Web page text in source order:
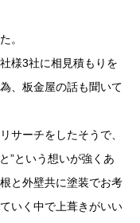
。
様3社に相見積もりを
、板金屋の話も聞いて
サーチをしたそうで、
”という想いが強くあ
と外壁共に塗装でお考
いく中で上葺きがいい